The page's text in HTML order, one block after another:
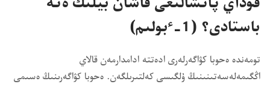
قۇ‌داي پاتشالىعى قاشان بيلىك ە‌تە
باستادى؟‏ (‏1-‏ٴ‌بولىم)‏
تومە‌ندە ە‌حوبا كۋاگە‌رلە‌رى ادە‌تتە ادامدارمە‌ن قالاي
اڭگىمە‌لە‌سە‌تىنىنىڭ ۇ‌لگىسى كە‌لتىرىلگە‌ن.‏ ە‌حوبا كۋاگە‌رىنىڭ ە‌سىمى